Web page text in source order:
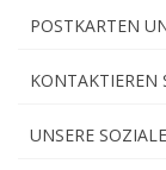
POSTKARTEN
KONTAKTIEREN
UNSERE